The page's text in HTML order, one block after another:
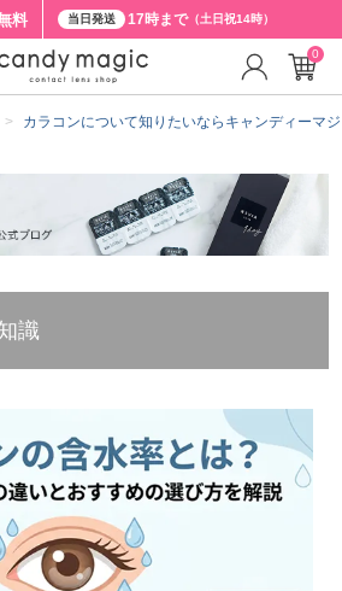
料 当日発送 17時まで（土日祝14時）
カラコンについて知りたいならキャンディーマ
識
0